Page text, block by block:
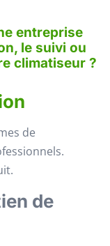
entreprise
le suivi ou
climatiseur ?
de
de